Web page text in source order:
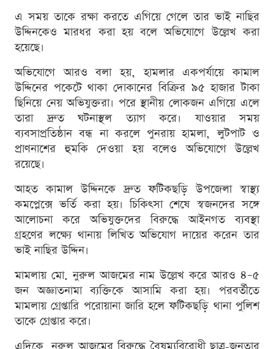
এ সময় তাকে রক্ষা করতে এগিয়ে গেলে তার ভাই নাছির
উদ্দিনকেও মারধর করা হয় বলে অভিযোগে উল্লেখ করা
হয়েছে।
অভিযোগে আরও বলা হয়, হামলার একপর্যায়ে কামাল
উদ্দিনের পকেটে থাকা দোকানের বিক্রির ৯৫ হাজার টাকা
ছিনিয়ে নেয় অভিযুক্তরা। পরে স্থানীয় লোকজন এগিয়ে এলে
তারা দ্রুত ঘটনাস্থল ত্যাগ করে। যাওয়ার সময়
ব্যবসাপ্রতিষ্ঠান বন্ধ না করলে পুনরায় হামলা, লুটপাট ও
প্রাণনাশের হুমকি দেওয়া হয় বলেও অভিযোগে উল্লেখ
রয়েছে।
আহত কামাল উদ্দিনকে দ্রুত ফটিকছড়ি উপজেলা স্বাস্থ্য
কমপ্লেক্সে ভর্তি করা হয়। চিকিৎসা শেষে স্বজনদের সঙ্গে
আলোচনা করে অভিযুক্তদের বিরুদ্ধে আইনগত ব্যবস্থা
গ্রহণের লক্ষ্যে থানায় লিখিত অভিযোগ দায়ের করেন তার
ভাই নাছির উদ্দিন।
মামলায় মো. নুরুল আজমের নাম উল্লেখ করে আরও ৪–৫
জন অজ্ঞাতনামা ব্যক্তিকে আসামি করা হয়। পরবর্তীতে
মামলায় গ্রেপ্তারি পরোয়ানা জারি হলে ফটিকছড়ি থানা পুলিশ
তাকে গ্রেপ্তার করে।